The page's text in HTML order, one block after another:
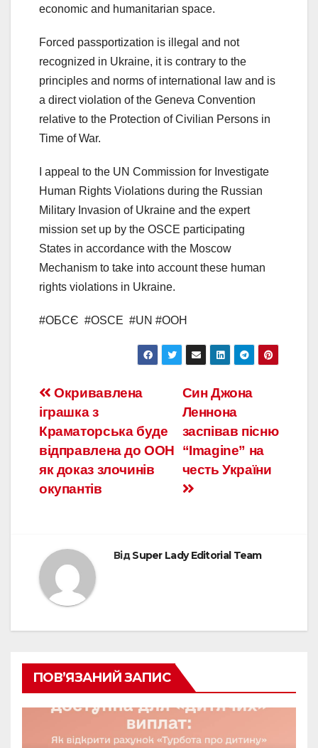
economic and humanitarian space.
Forced passportization is illegal and not
recognized in Ukraine, it is contrary to the
principles and norms of international law and is
a direct violation of the Geneva Convention
relative to the Protection of Civilian Persons in
Time of War.
I appeal to the UN Commission for Investigate
Human Rights Violations during the Russian
Military Invasion of Ukraine and the expert
mission set up by the OSCE participating
States in accordance with the Moscow
Mechanism to take into account these human
rights violations in Ukraine.
#ОБСЄ #OSCE #UN #ООН
Син Джона
Леннона
заспівав пісню
“Imagine” на
честь України
Окривавлена ​​
іграшка з
Краматорська буде
відправлена ​​до ООН
як доказ злочинів
окупантів
ВідSuper Lady Editorial Team
ПОВ’ЯЗАНИЙ ЗАПИС